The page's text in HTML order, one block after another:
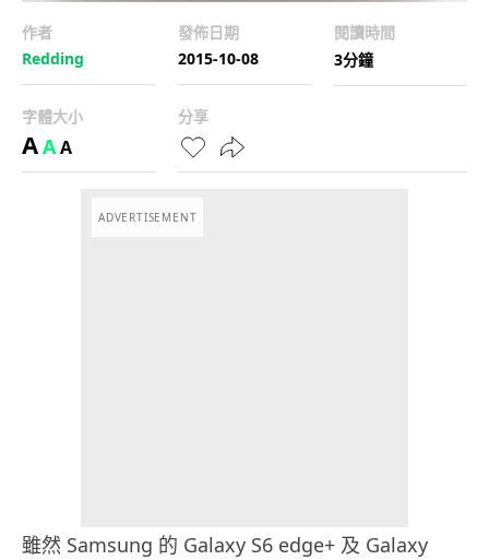
作者
Redding
發佈日期
2015-10-08
閱讀時間
3分鐘
字體大小
AAA
分享
ADVERTISEMENT
雖然 Samsung 的 Galaxy S6 edge+ 及 Galaxy